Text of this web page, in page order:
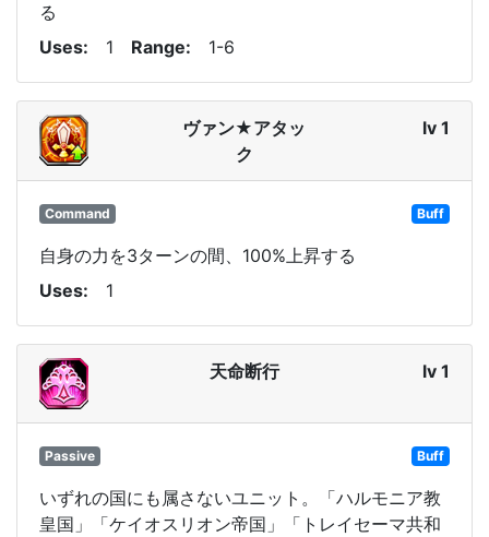
る
Uses
1 Range 1-6
ヴァン★アタッ
ク
lv 1
Command Buff
自身の力を3ターンの間、100%上昇する
Uses
1
天命断行 lv 1
Passive Buff
いずれの国にも属さないユニット。「ハルモニア教
皇国」「ケイオスリオン帝国」「トレイセーマ共和